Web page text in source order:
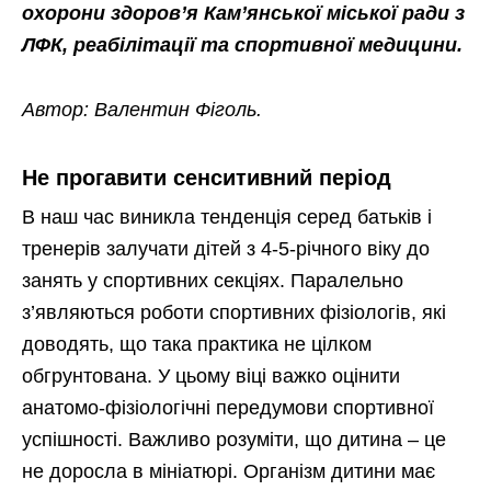
охорони здоров’я Кам’янської міської ради з
ЛФК, реабілітації та спортивної медицини.
Автор: Валентин Фіголь.
Не прогавити сенситивний період
В наш час виникла тенденція серед батьків і
тренерів залучати дітей з 4-5-річного віку до
занять у спортивних секціях. Паралельно
з’являються роботи спортивних фізіологів, які
доводять, що така практика не цілком
обгрунтована. У цьому віці важко оцінити
анатомо-фізіологічні передумови спортивної
успішності. Важливо розуміти, що дитина – це
не доросла в мініатюрі. Організм дитини має